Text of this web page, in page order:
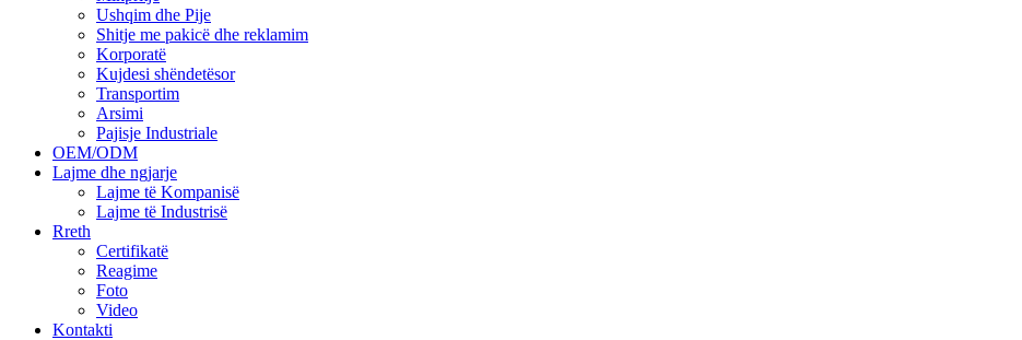
Ushqim dhe Pije
Shitje me pakicë dhe reklamim
Korporatë
Kujdesi shëndetësor
Transportim
Arsimi
Pajisje Industriale
OEM/ODM
Lajme dhe ngjarje
Lajme të Kompanisë
Lajme të Industrisë
Rreth
Certifikatë
Reagime
Foto
Video
Kontakti